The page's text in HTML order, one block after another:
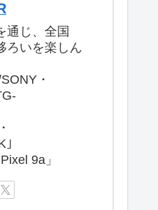
通じ、全国
ろいを楽しん
・
｣
9a」